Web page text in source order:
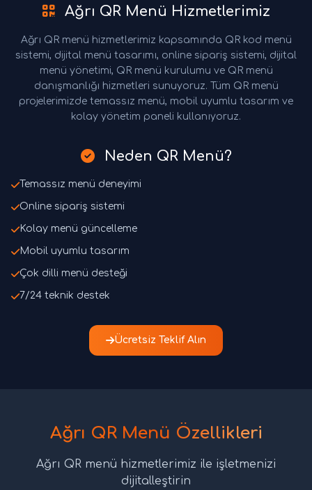
Ağrı QR Menü Hizmetlerimiz
Ağrı QR menü hizmetlerimiz kapsamında QR kod menü
sistemi, dijital menü tasarımı, online sipariş sistemi, dijital
menü yönetimi, QR menü kurulumu ve QR menü
danışmanlığı hizmetleri sunuyoruz. Tüm QR menü
projelerimizde temassız menü, mobil uyumlu tasarım ve
kolay yönetim paneli kullanıyoruz.
Neden QR Menü?
Temassız menü deneyimi
Online sipariş sistemi
Kolay menü güncelleme
Mobil uyumlu tasarım
Çok dilli menü desteği
7/24 teknik destek
Ücretsiz Teklif Alın
Ağrı QR Menü Özellikleri
Ağrı QR menü hizmetlerimiz ile işletmenizi
dijitalleştirin